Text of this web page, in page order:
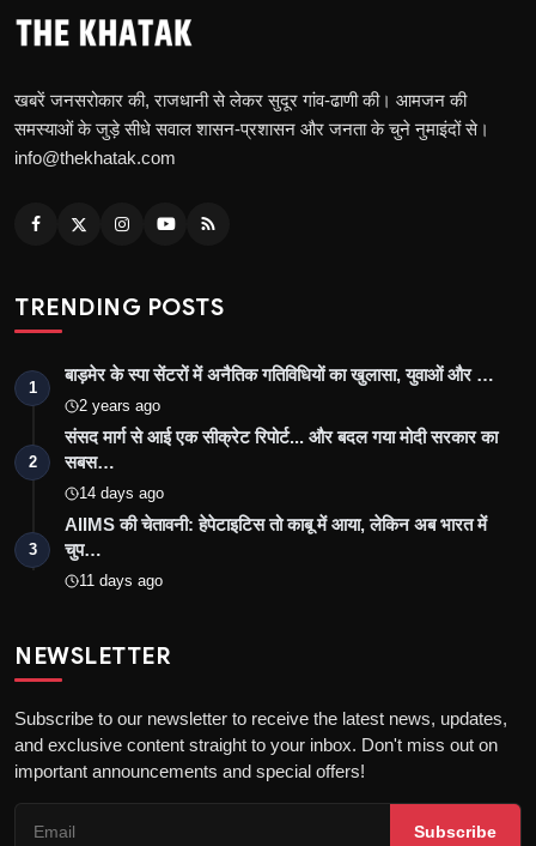
खबरें जनसरोकार की, राजधानी से लेकर सुदूर गांव-ढाणी की। आमजन की
समस्याओं के जुड़े सीधे सवाल शासन-प्रशासन और जनता के चुने नुमाइंदों से।
info@thekhatak.com
TRENDING POSTS
1
बाड़मेर के स्पा सेंटरों में अनैतिक गतिविधियों का खुलासा, युवाओं और …
2 years ago
2
संसद मार्ग से आई एक सीक्रेट रिपोर्ट... और बदल गया मोदी सरकार का
सबस…
14 days ago
3
AIIMS की चेतावनी: हेपेटाइटिस तो काबू में आया, लेकिन अब भारत में
चुप…
11 days ago
NEWSLETTER
Subscribe to our newsletter to receive the latest news, updates,
and exclusive content straight to your inbox. Don't miss out on
important announcements and special offers!
Subscribe